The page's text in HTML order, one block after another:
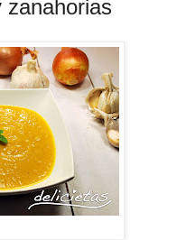
zanahorias